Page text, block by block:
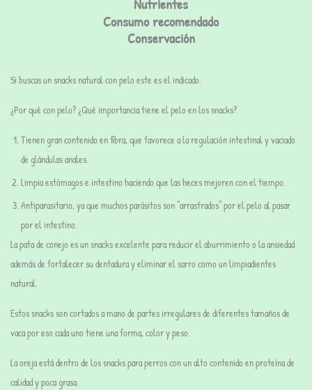
Nutrientes
Consumo recomendado
Conservación
Si buscas un snacks natural con pelo este es el indicado.
¿Por qué con pelo? ¿Qué importancia tiene el pelo en los snacks?
Tienen gran contenido en fibra, que favorece a la regulación intestinal y vaciado
de glándulas anales.
Limpia estómagos e intestino haciendo que las heces mejoren con el tiempo.
Antiparasitario, ya que muchos parásitos son “arrastrados” por el pelo al pasar
por el intestino.
La pata de conejo es un snacks excelente para reducir el aburrimiento o la ansiedad
además de fortalecer su dentadura y eliminar el sarro como un limpiadientes
natural.
Estos snacks son cortados a mano de partes irregulares de diferentes tamaños de
vaca por eso cada uno tiene una forma, color y peso.
La oreja está dentro de los snacks para perros con un alto contenido enproteínade
calidad ypoca grasa.